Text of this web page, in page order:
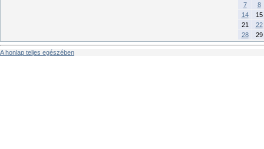
7
8
14
15
21
22
28
29
A honlap teljes egészében